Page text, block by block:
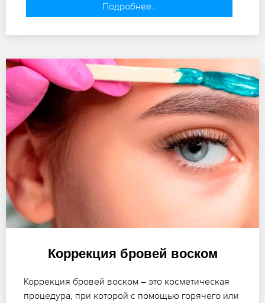
Подробнее..
Коррекция бровей воском
Коррекция бровей воском – это косметическая
процедура, при которой с помощью горячего или